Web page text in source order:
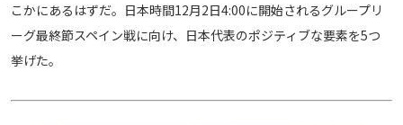
こかにあるはずだ。日本時間12月2日4:00に開始されるグループリ
ーグ最終節スペイン戦に向け、日本代表のポジティブな要素を5つ
挙げた。